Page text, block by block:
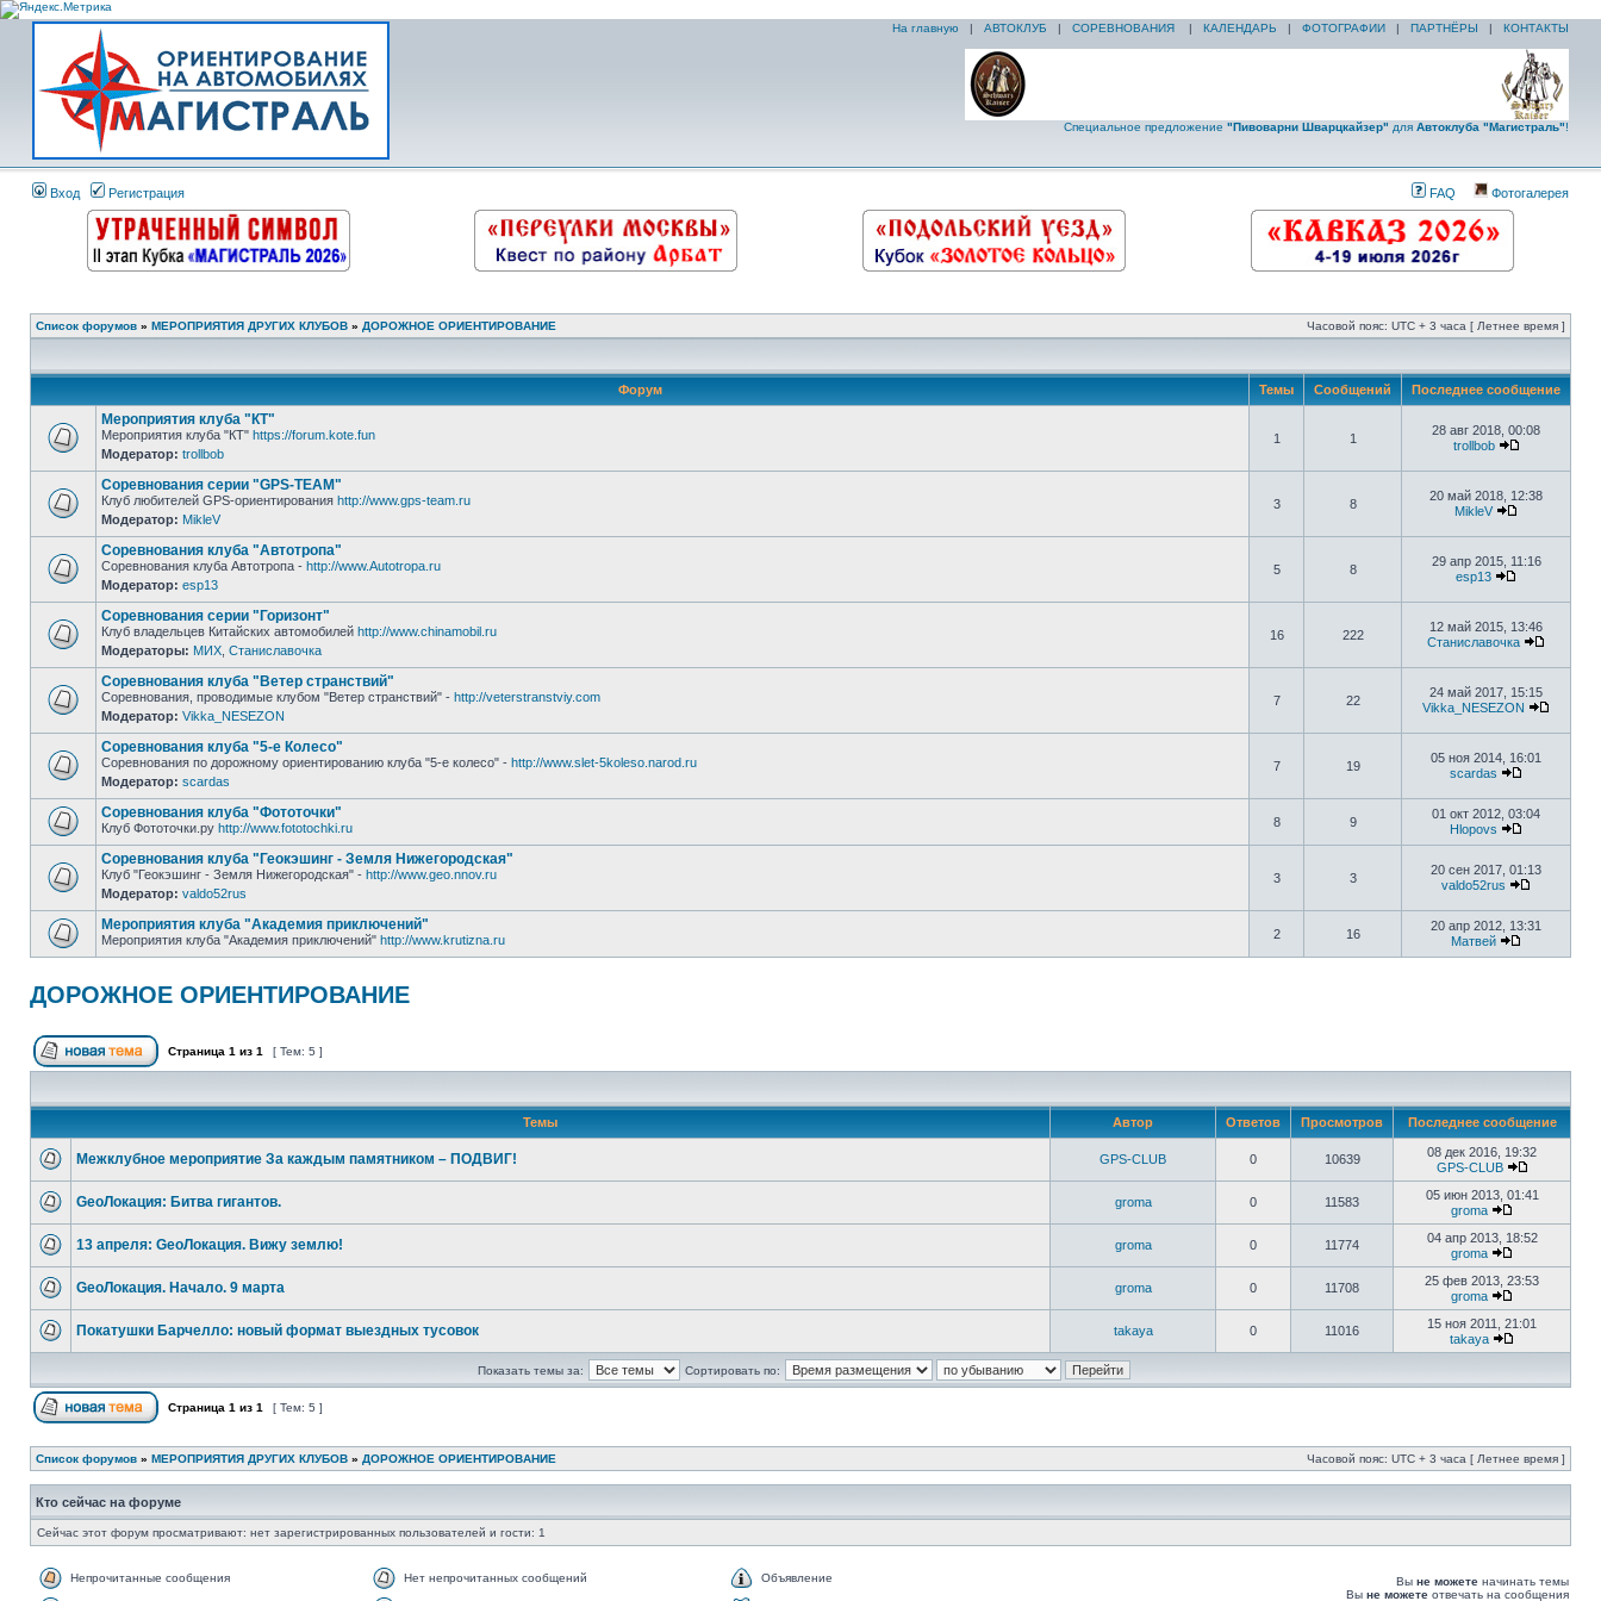
На главную | АВТОКЛУБ | СОРЕВНОВАНИЯ | КАЛЕНДАРЬ | ФОТОГРАФИИ | ПАРТНЁРЫ | КОНТАКТЫ
Специальное предложение "Пивоварни Шварцкайзер" для Автоклуба "Магистраль"!
Вход Регистрация FAQ Фотогалерея
Список форумов » МЕРОПРИЯТИЯ ДРУГИХ КЛУБОВ » ДОРОЖНОЕ ОРИЕНТИРОВАНИЕ Часовой пояс: UTC + 3 часа [ Летнее время ]
Форум Темы Сообщений Последнее сообщение
Мероприятия клуба "КТ"
Мероприятия клуба "КТ" https://forum.kote.fun
Модератор: trollbob
1 1
28 авг 2018, 00:08
trollbob
Соревнования серии "GPS-TEAM"
Клуб любителей GPS-ориентирования http://www.gps-team.ru
Модератор: MikleV
3 8
20 май 2018, 12:38
MikleV
Соревнования клуба "Автотропа"
Соревнования клуба Автотропа - http://www.Autotropa.ru
Модератор: esp13
5 8
29 апр 2015, 11:16
esp13
Соревнования серии "Горизонт"
Клуб владельцев Китайских автомобилей http://www.chinamobil.ru
Модераторы: МИХ Станиславочка
16 222
12 май 2015, 13:46
Станиславочка
Соревнования клуба "Ветер странствий"
Соревнования, проводимые клубом "Ветер странствий" - http://veterstranstviy.com
Модератор: Vikka_NESEZON
7 22
24 май 2017, 15:15
Vikka_NESEZON
Соревнования клуба "5-е Колесо"
Соревнования по дорожному ориентированию клуба "5-е колесо" - http://www.slet-5koleso.narod.ru
Модератор: scardas
7 19
05 ноя 2014, 16:01
scardas
Соревнования клуба "Фототочки"
Клуб Фототочки.ру http://www.fototochki.ru 8 9
01 окт 2012, 03:04
Hlopovs
Соревнования клуба "Геокэшинг - Земля Нижегородская"
Клуб "Геокэшинг - Земля Нижегородская" - http://www.geo.nnov.ru
Модератор: valdo52rus
3 3
20 сен 2017, 01:13
valdo52rus
Мероприятия клуба "Академия приключений"
Мероприятия клуба "Академия приключений" http://www.krutizna.ru 2 16
20 апр 2012, 13:31
Матвей
ДОРОЖНОЕ ОРИЕНТИРОВАНИЕ
Страница 1 из 1 [ Тем: 5 ]
Темы Автор Ответов Просмотров Последнее сообщение
Межклубное мероприятие За каждым памятником – ПОДВИГ! GPS-CLUB 0 10639
08 дек 2016, 19:32
GPS-CLUB
GeoЛокация: Битва гигантов. groma 0 11583
05 июн 2013, 01:41
groma
13 апреля: GeoЛокация. Вижу землю! groma 0 11774
04 апр 2013, 18:52
groma
GeoЛокация. Начало. 9 марта groma 0 11708
25 фев 2013, 23:53
groma
Покатушки Барчелло: новый формат выездных тусовок takaya 0 11016
15 ноя 2011, 21:01
takaya
Показать темы за: Сортировать по:
Страница 1 из 1 [ Тем: 5 ]
Список форумов » МЕРОПРИЯТИЯ ДРУГИХ КЛУБОВ » ДОРОЖНОЕ ОРИЕНТИРОВАНИЕ Часовой пояс: UTC + 3 часа [ Летнее время ]
Кто сейчас на форуме
Сейчас этот форум просматривают: нет зарегистрированных пользователей и гости: 1
Непрочитанные сообщения Нет непрочитанных сообщений Объявление Вы не можете начинать темы
Вы не можете отвечать на сообщения